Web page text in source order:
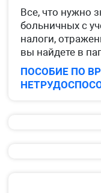
Все, что нужно
больничных с
налоги,
вы найдете в
ПОСОБИЕ ПО